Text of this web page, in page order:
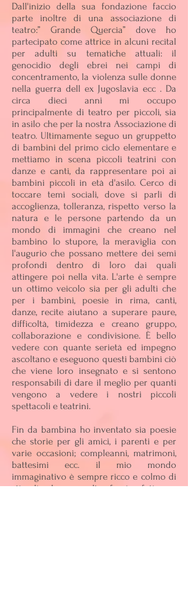
Dall'inizio della sua fondazione faccio
parte inoltre di una associazione di
teatro:” Grande Quercia” dove ho
partecipato come attrice in alcuni recital
per adulti su tematiche attuali: il
genocidio degli ebrei nei campi di
concentramento, la violenza sulle donne
nella guerra dell ex Jugoslavia ecc . Da
circa dieci anni mi occupo
principalmente di teatro per piccoli, sia
in asilo che per la nostra Associazione di
teatro. Ultimamente seguo un gruppetto
di bambini del primo ciclo elementare e
mettiamo in scena piccoli teatrini con
danze e canti, da rappresentare poi ai
bambini piccoli in età d'asilo. Cerco di
toccare temi sociali, dove si parli di
accoglienza, tolleranza, rispetto verso la
natura e le persone partendo da un
mondo di immagini che creano nel
bambino lo stupore, la meraviglia con
l'augurio che possano mettere dei semi
profondi dentro di loro dai quali
attingere poi nella vita. L'arte è sempre
un ottimo veicolo sia per gli adulti che
per i bambini, poesie in rima, canti,
danze, recite aiutano a superare paure,
difficoltà, timidezza e creano gruppo,
collaborazione e condivisione. È bello
vedere con quante serietà ed impegno
ascoltano e eseguono questi bambini ciò
che viene loro insegnato e si sentono
responsabili di dare il meglio per quanti
vengono a vedere i nostri piccoli
spettacoli e teatrini.
Fin da bambina ho inventato sia poesie
che storie per gli amici, i parenti e per
varie occasioni; compleanni, matrimoni,
battesimi ecc. il mio mondo
immaginativo è sempre ricco e colmo di
stimoli che a volte faccio fatica a